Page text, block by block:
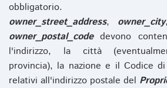
obbligatorio.
owner_street_address, owner_city
owner_postal_codedevono
l'indirizzo, la città
provincia), la nazione e il Codice
relativi all'indirizzo postale del